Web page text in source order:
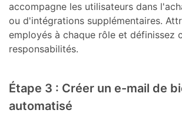
accompagne les utilisateurs dans
ou d'intégrations supplémentaires.
employés à chaque rôle et définissez
responsabilités.
Étape 3 : Créer un e-mail de
automatisé